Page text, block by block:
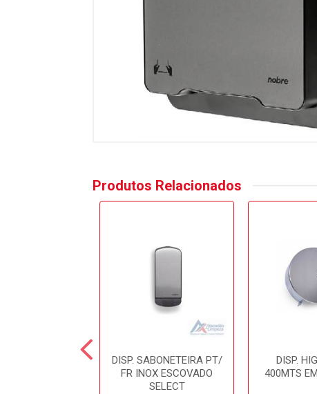
Produtos Relacionados
DISP. SABONETEIRA PT/
FR INOX ESCOVADO
SELECT
DISP.
400MTS